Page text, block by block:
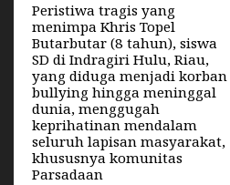
Peristiwa tragis yang
menimpa Khris Topel
Butarbutar (8 tahun), siswa
SD di Indragiri Hulu, Riau,
yang diduga menjadi korban
bullying hingga meninggal
dunia, menggugah
keprihatinan mendalam
seluruh lapisan masyarakat,
khususnya komunitas
Parsadaan